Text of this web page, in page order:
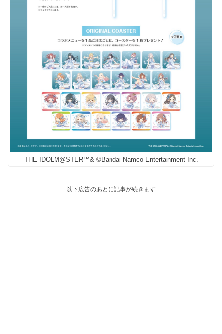
THE IDOLM@STER™& ©Bandai Namco Entertainment Inc.
以下広告のあとに記事が続きます